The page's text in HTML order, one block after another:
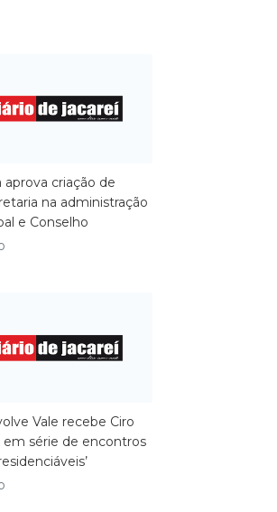
aprova criação de
na administração
e Conselho
Vale recebe Ciro
em série de encontros